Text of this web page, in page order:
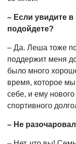
– Если увидите
подойдете?
– Да. Леша тоже
поддержит меня
было много
время, которое
себе, и ему
спортивного
– Не